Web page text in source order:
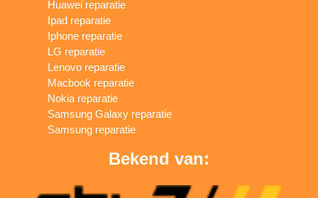
Huawei reparatie
Ipad reparatie
Iphone reparatie
LG reparatie
Lenovo reparatie
Macbook reparatie
Nokia reparatie
Samsung Galaxy reparatie
Samsung reparatie
Bekend van: